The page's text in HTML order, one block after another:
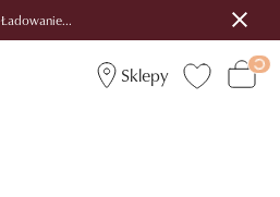
Ładowanie...
Sklepy